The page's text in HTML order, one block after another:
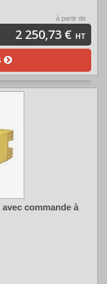
à partir de
2 250,73 € HT
commande à